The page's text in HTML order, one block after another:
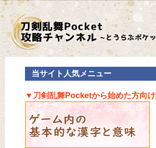
当サイト人気メニュー
▼刀剣乱舞Pocketから始めた方向